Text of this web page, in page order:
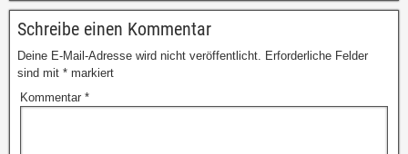
Schreibe einen Kommentar
Deine E-Mail-Adresse wird nicht veröffentlicht. Erforderliche Felder
sind mit * markiert
Kommentar *